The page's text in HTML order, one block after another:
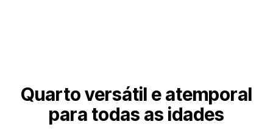
Quarto versátil e atemporal
para todas as idades